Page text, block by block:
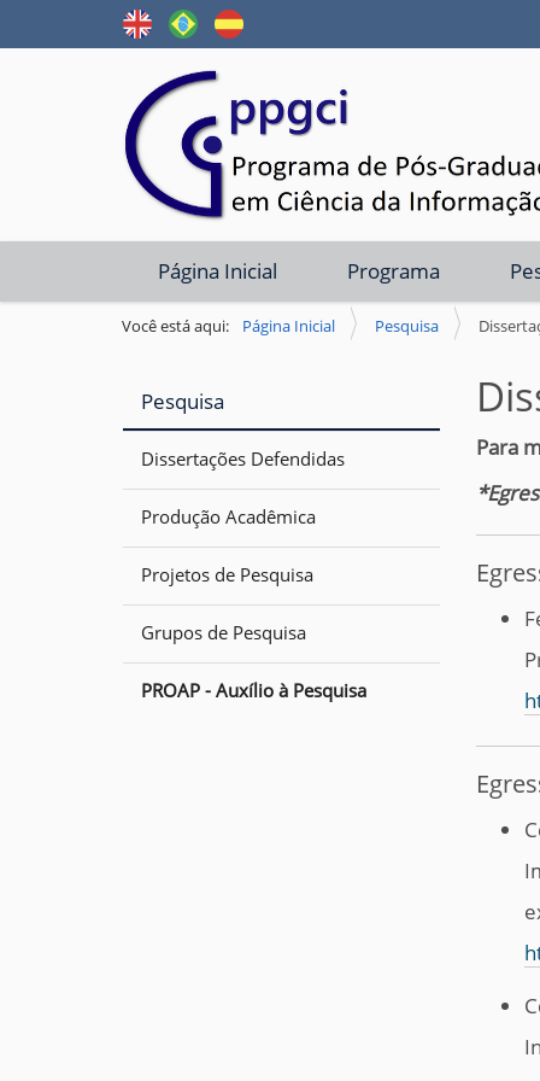
Página Inicial Programa
Você está aqui: Página Inicial Pesquisa
Pesquisa
Dissertações Defendidas
Produção Acadêmica
Projetos de Pesquisa
Grupos de Pesquisa
PROAP - Auxílio à Pesquisa
Para